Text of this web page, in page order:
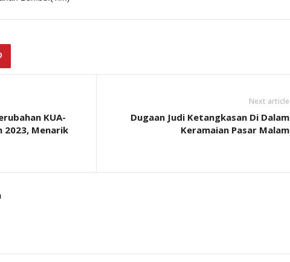
KUA-
2023, Menarik
Next article
Dugaan Judi Ketangkasan Di Dalam
Keramaian Pasar Malam